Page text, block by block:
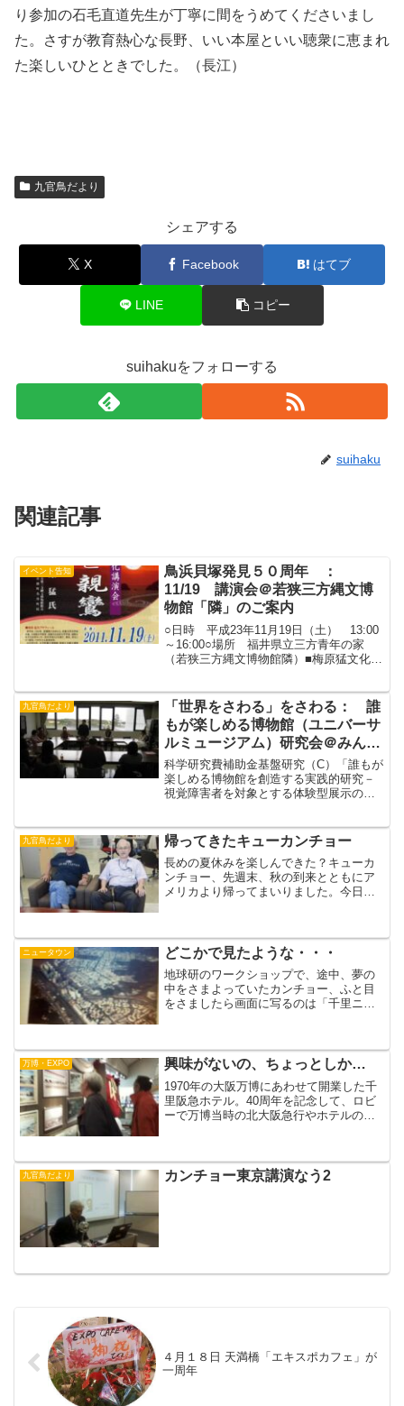
り参加の石毛直道先生が丁寧に間をうめてくださいまし
た。さすが教育熱心な長野、いい本屋といい聴衆に恵まれ
た楽しいひとときでした。（長江）
九官鳥だより
シェアする
X Facebook はてブ
LINE コピー
suihakuをフォローする
suihaku
関連記事
イベント告知
鳥浜貝塚発見５０周年 ：
11/19 講演会＠若狭三方縄文博
物館「隣」のご案内
○日時 平成23年11月19日（土） 13:00
～16:00○場所 福井県立三方青年の家
（若狭三方縄文博物館隣）■梅原猛文化講
問・若狭三方縄文博物館館長） 13:00
～ ■...
九官鳥だより
「世界をさわる」をさわる： 誰
もが楽しめる博物館（ユニバーサ
ルミュージアム）研究会＠みんぱ
く
科学研究費補助金基盤研究（C）「誰もが
楽しめる博物館を創造する実践的研究－
視覚障害者を対象とする体験型展示の試
（土）と２５日（日）の２日間、みんぱ
くと倉敷で開催されています...
九官鳥だより 帰ってきたキューカンチョー
長めの夏休みを楽しんできた？キューカ
ンチョー、先週末、秋の到来とともにア
メリカより帰ってまいりました。今日
たり出会いました。しばし歓談。はやく
生活のスイッチを...
ニュータウン どこかで見たような・・・
地球研のワークショップで、途中、夢の
中をさまよっていたカンチョー、ふと目
をさましたら画面に写るのは「千里ニュ
ンを撮ったものだそうです。開発がはじ
まったのが８０年代以降。...
万博・EXPO 興味がないの、ちょっとしか…
1970年の大阪万博にあわせて開業した千
里阪急ホテル。40周年を記念して、ロビ
ーで万博当時の北大阪急行やホテルの写
めているのは、なぜ...
九官鳥だより カンチョー東京講演なう2
４月１８日 天満橋「エキスポカフェ」が
一周年